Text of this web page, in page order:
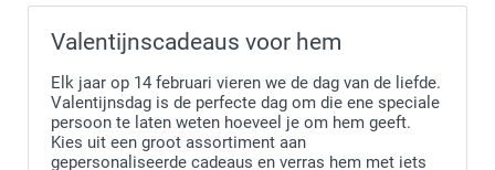
Valentijnscadeaus voor hem
Elk jaar op 14 februari vieren we de dag van de liefde.
Valentijnsdag is de perfecte dag om die ene speciale
persoon te laten weten hoeveel je om hem geeft.
Kies uit een groot assortiment aan
gepersonaliseerde cadeaus en verras hem met iets